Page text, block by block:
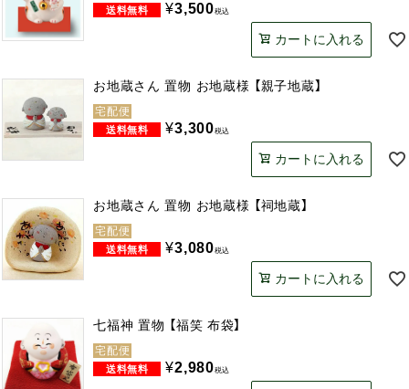
¥3,500税込
カートに入れる
お地蔵さん 置物 お地蔵様 【親子地蔵】
宅配便
¥3,300税込
カートに入れる
お地蔵さん 置物 お地蔵様 【祠地蔵】
宅配便
¥3,080税込
カートに入れる
七福神 置物 【福笑 布袋】
宅配便
¥2,980税込